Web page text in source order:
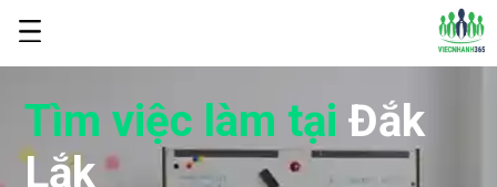
Tìm việc làm tại Đắk
Lắk